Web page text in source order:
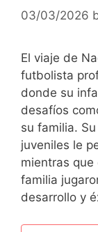
03/03/2026
El viaje de
futbolista
donde su
desafíos
su familia.
juveniles le
mientras
familia
desarrollo y